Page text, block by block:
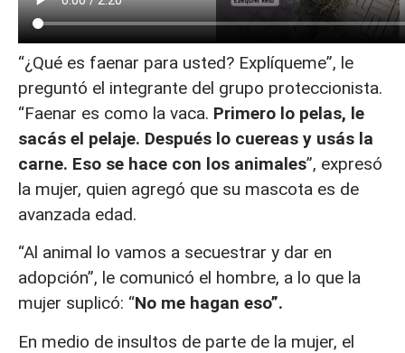
“¿Qué es faenar para usted? Explíqueme”, le
preguntó el integrante del grupo proteccionista.
“Faenar es como la vaca. Primero lo pelas, le
sacás el pelaje. Después lo cuereas y usás la
carne. Eso se hace con los animales”, expresó
la mujer, quien agregó que su mascota es de
avanzada edad.
“Al animal lo vamos a secuestrar y dar en
adopción”, le comunicó el hombre, a lo que la
mujer suplicó: “No me hagan eso”.
En medio de insultos de parte de la mujer, el